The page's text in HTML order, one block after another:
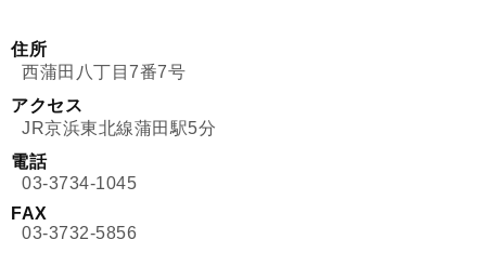
住所
西蒲田八丁目7番7号
アクセス
JR京浜東北線蒲田駅5分
電話
03-3734-1045
FAX
03-3732-5856